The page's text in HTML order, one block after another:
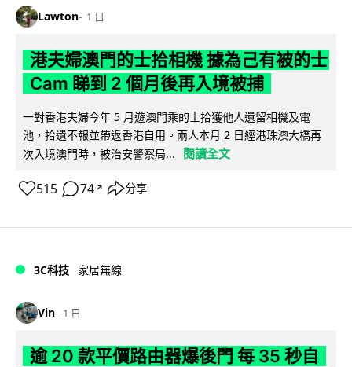
Lawton 1 日
港夫婦澳門的士拾相機 據為己有被的士
Cam 睇到 2 個月後再入境被捕
一對香港夫婦今年 5 月遊澳門乘的士拾獲他人遺留相機及電
池，拾遺不報並帶返香港自用。兩人本月 2 日經港珠澳大橋再
次入境澳門時，被治安警察局...
閱讀全文
515 74 ↗ 分享
3C科技 家居無線
Vin 1 日
逾 20 款平價路由器爆後門 每 35 秒自